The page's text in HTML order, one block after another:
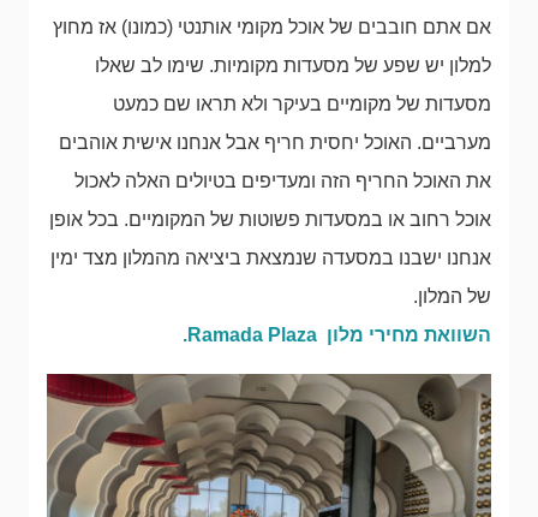
אם אתם חובבים של אוכל מקומי אותנטי (כמונו) אז מחוץ
למלון יש שפע של מסעדות מקומיות. שימו לב שאלו
מסעדות של מקומיים בעיקר ולא תראו שם כמעט
מערביים. האוכל יחסית חריף אבל אנחנו אישית אוהבים
את האוכל החריף הזה ומעדיפים בטיולים האלה לאכול
אוכל רחוב או במסעדות פשוטות של המקומיים. בכל אופן
אנחנו ישבנו במסעדה שנמצאת ביציאה מהמלון מצד ימין
של המלון.
השוואת מחירי מלון Ramada Plaza.